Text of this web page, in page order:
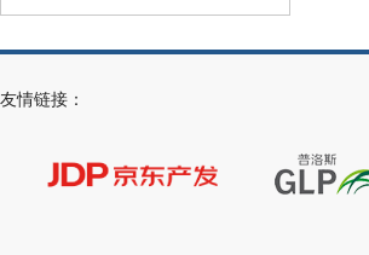
友情链接：